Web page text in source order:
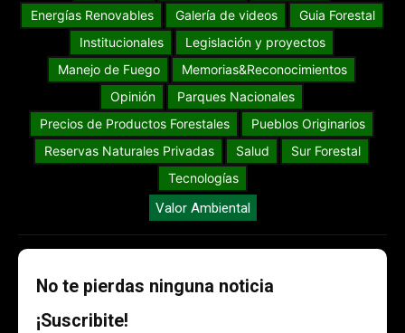
Energías Renovables
Galería de videos
Guia Forestal
Institucionales
Legislación y proyectos
Manejo de Fuego
Memorias&Reconocimientos
Opinión
Parques Nacionales
Precios de Productos Forestales
Pueblos Originarios
Reservas Naturales Privadas
Salud
Sur Forestal
Tecnologías
Valor Ambiental
No te pierdas ninguna noticia
¡Suscribite!